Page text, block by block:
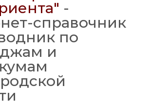
-
справочник
по
и